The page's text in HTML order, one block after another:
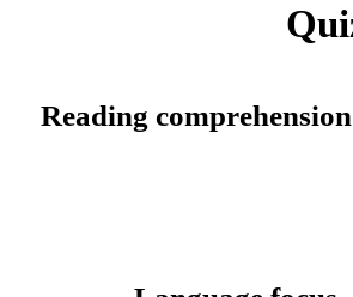
أسئلة فهم – Reading comprehension